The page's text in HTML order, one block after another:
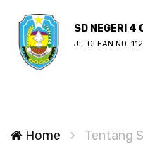
SD NEGERI 4
JL. OLEAN NO.
Home Tentang